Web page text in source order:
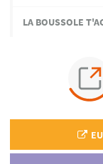
LA BOUSSOLE